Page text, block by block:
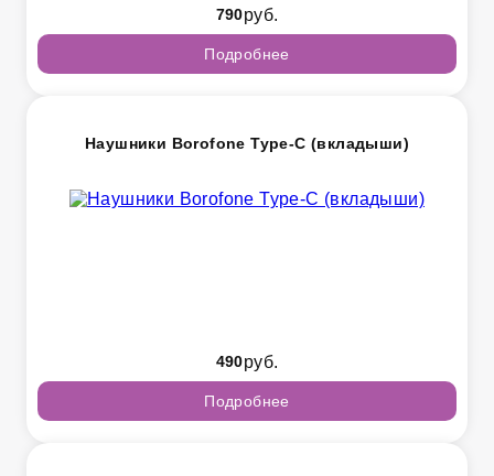
790руб.
Подробнее
Наушники Borofone Type-C (вкладыши)
490руб.
Подробнее